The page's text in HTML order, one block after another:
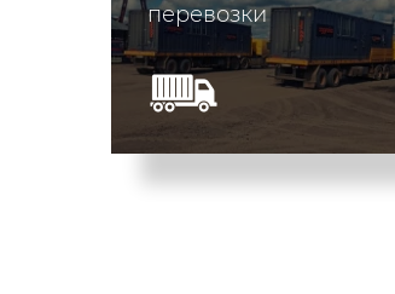
перевозки